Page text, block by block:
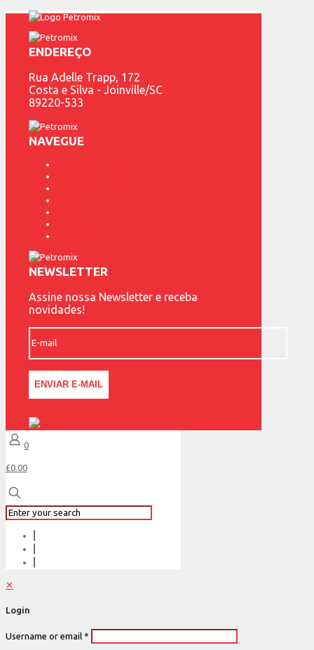
ENDEREÇO
Rua Adelle Trapp, 172
Costa e Silva - Joinville/SC
89220-533
NAVEGUE
NEWSLETTER
Assine nossa Newsletter e receba
novidades!
0
£0.00
✕
Login
Username or email *